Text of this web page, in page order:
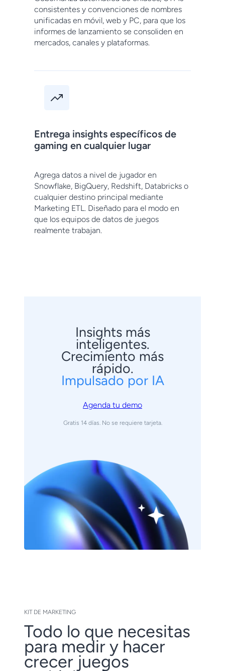
consistentes y convenciones de nombres
unificadas en móvil, web y PC, para que los
informes de lanzamiento se consoliden en
mercados, canales y plataformas.
Entrega insights específicos de
gaming en cualquier lugar
Agrega datos a nivel de jugador en
Snowflake, BigQuery, Redshift, Databricks o
cualquier destino principal mediante
Marketing ETL. Diseñado para el modo en
que los equipos de datos de juegos
realmente trabajan.
Insights más
inteligentes.
Crecimiento más
rápido.
Impulsado por IA
Agenda tu demo
Gratis 14 días. No se requiere tarjeta.
KIT DE MARKETING
Todo lo que necesitas
para medir y hacer
crecer juegos